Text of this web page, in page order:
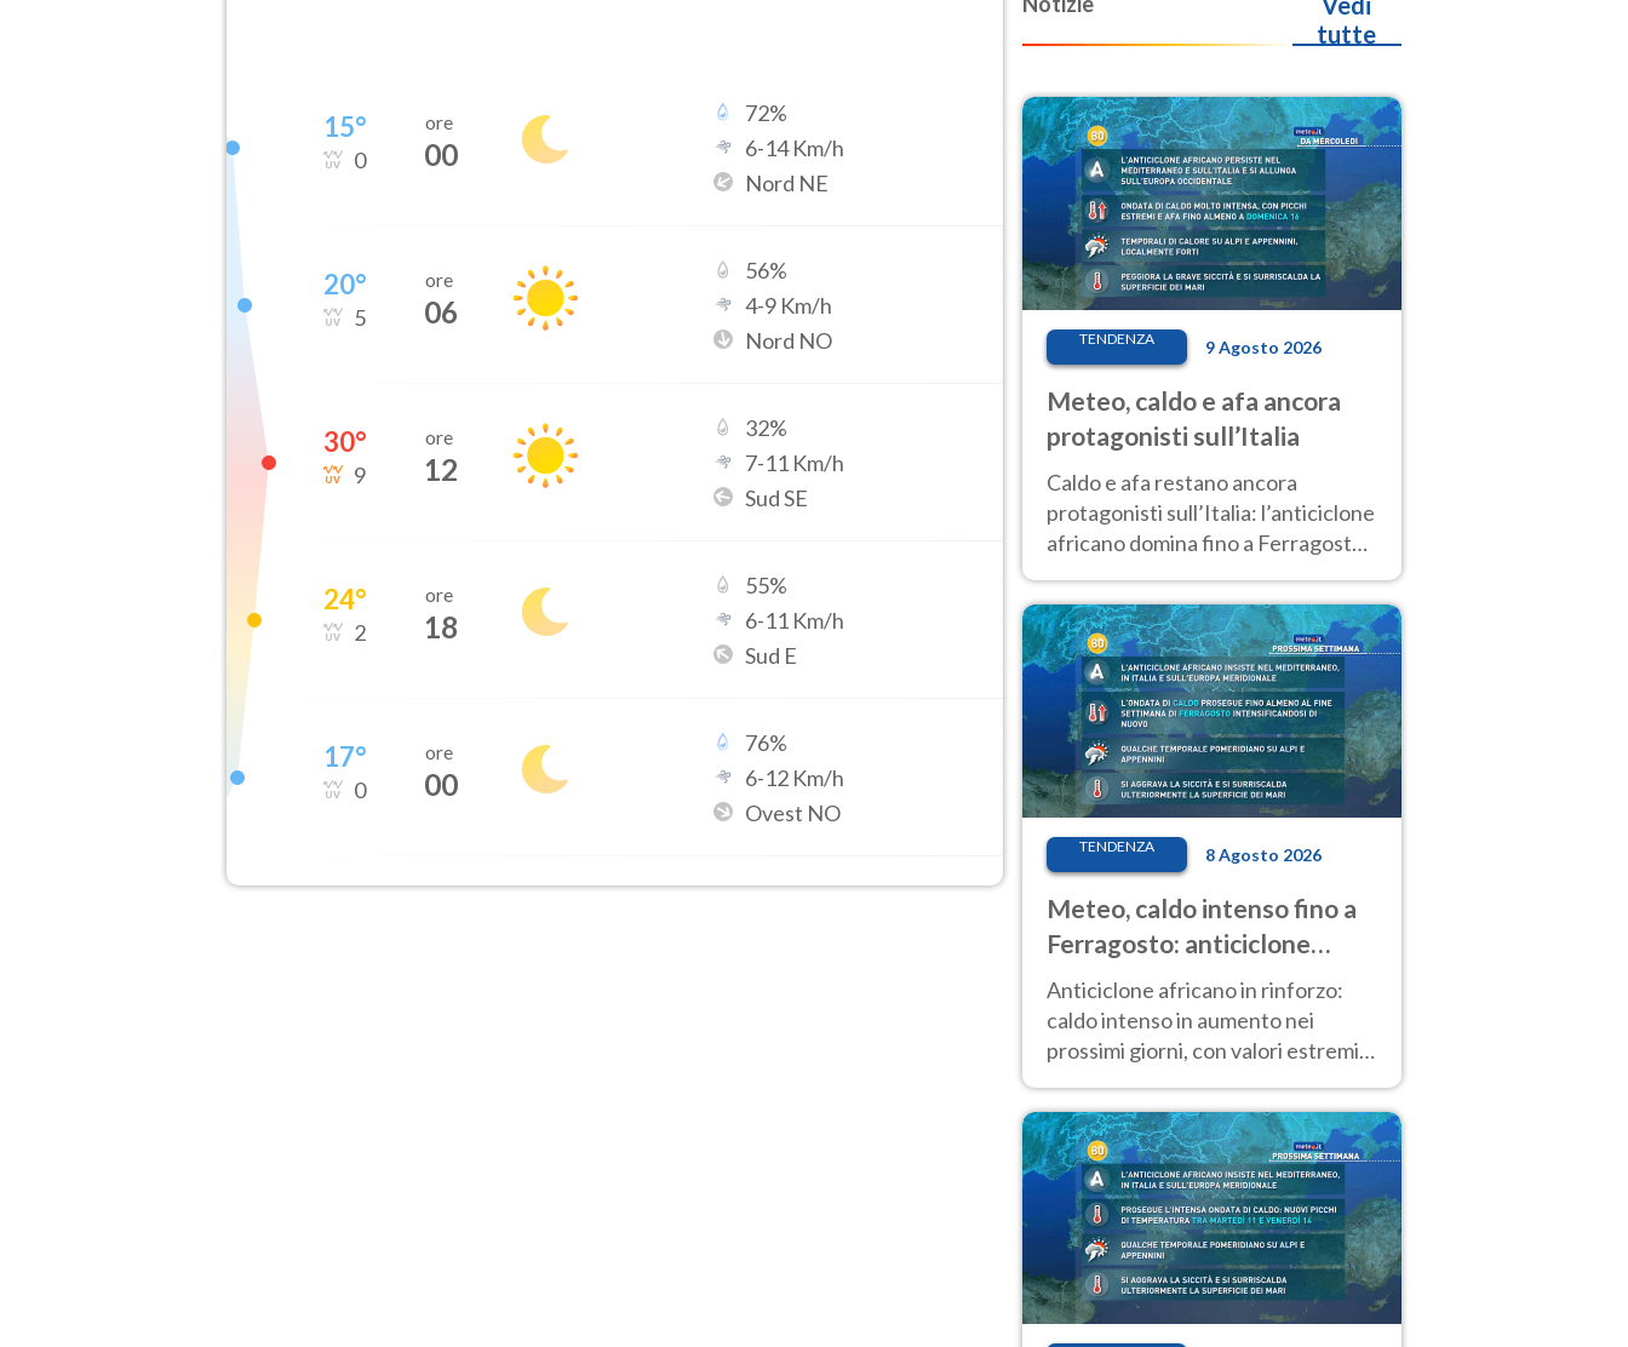
15°
0
ore
00
72%
6-14Km/h
Nord NE
20°
5
ore
06
56%
4-9 Km/h
Nord NO
30°
9
ore
12
32%
7-11 Km/h
Sud SE
24°
2
ore
18
55%
6-11 Km/h
Sud E
17°
0
ore
00
76%
6-12 Km/h
Ovest NO
tutte
TENDENZA 9 Agosto 2026
Meteo, caldo e afa ancora
protagonisti sull’Italia
Caldo e afa restano ancora
protagonisti sull’Italia: l’anticiclone
africano domina fino a Ferragosto,
cambiamento
TENDENZA 8 Agosto 2026
Meteo, caldo intenso fino a
Ferragosto: anticiclone
africano ancora
protagonista
Anticiclone africano in rinforzo:
caldo intenso in aumento nei
prossimi giorni, con valori estremi
d’Italia